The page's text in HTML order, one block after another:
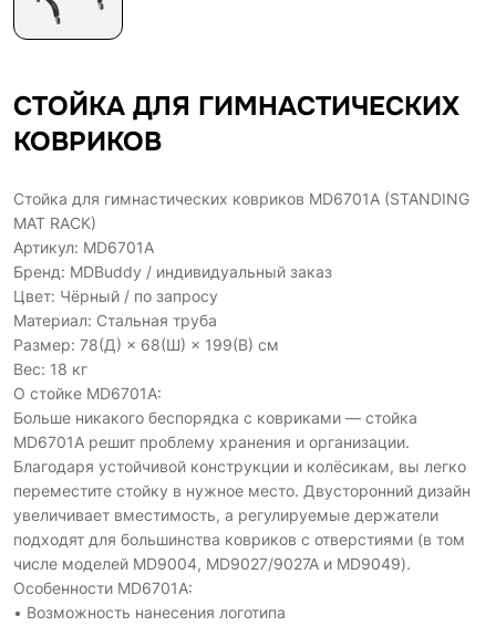
СТОЙКА ДЛЯ ГИМНАСТИЧЕСКИХ
КОВРИКОВ
Стойка для гимнастических ковриков MD6701A (STANDING
MAT RACK)
Артикул: MD6701A
Бренд: MDBuddy / индивидуальный заказ
Цвет: Чёрный / по запросу
Материал: Стальная труба
Размер: 78(Д) × 68(Ш) × 199(В) см
Вес: 18 кг
О стойке MD6701A:
Больше никакого беспорядка с ковриками — стойка
MD6701A решит проблему хранения и организации.
Благодаря устойчивой конструкции и колёсикам, вы легко
переместите стойку в нужное место. Двусторонний дизайн
увеличивает вместимость, а регулируемые держатели
подходят для большинства ковриков с отверстиями (в том
числе моделей MD9004, MD9027/9027A и MD9049).
Особенности MD6701A:
• Возможность нанесения логотипа